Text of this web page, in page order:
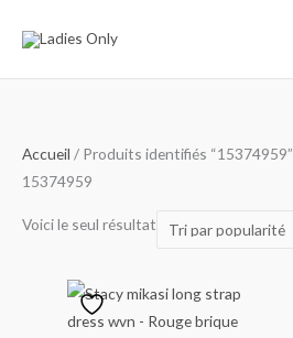
Accueil / Produits identifiés “15374959”
15374959
Voici le seul résultat